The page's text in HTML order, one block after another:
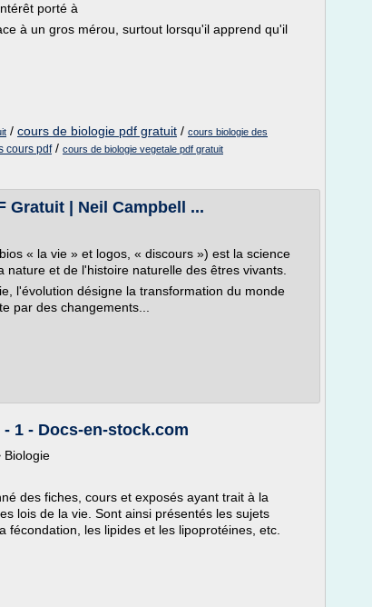
porté à
à un gros mérou, surtout lorsqu'il apprend qu'il
/ cours de biologie pdf gratuit / cours biologie des
cours pdf/ cours de biologie vegetale pdf gratuit
Gratuit | Neil Campbell ...
« la vie » et logos, « discours ») est la science
et de l'histoire naturelle des êtres vivants.
l'évolution désigne la transformation du monde
par des changements...
1 - Docs-en-stock.com
Biologie
des fiches, cours et exposés ayant trait à la
lois de la vie. Sont ainsi présentés les sujets
fécondation, les lipides et les lipoprotéines, etc.